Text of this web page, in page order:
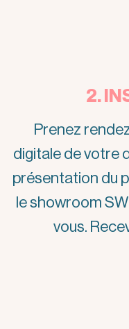
2.
Prenez
digitale de votre
présentation du
le showroom
vous.